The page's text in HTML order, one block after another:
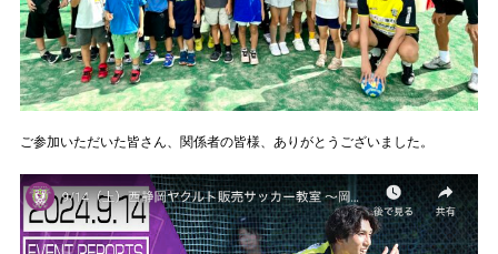
ご参加いただいた皆さん、関係者の皆様、ありがとうございました。